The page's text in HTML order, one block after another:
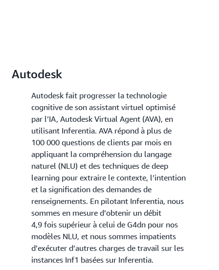
Autodesk
Autodesk fait progresser la technologie
cognitive de son assistant virtuel optimisé
par l’IA, Autodesk Virtual Agent (AVA), en
utilisant Inferentia. AVA répond à plus de
100 000 questions de clients par mois en
appliquant la compréhension du langage
naturel (NLU) et des techniques de deep
learning pour extraire le contexte, l’intention
et la signification des demandes de
renseignements. En pilotant Inferentia, nous
sommes en mesure d’obtenir un débit
4,9 fois supérieur à celui de G4dn pour nos
modèles NLU, et nous sommes impatients
d’exécuter d’autres charges de travail sur les
instances Inf1 basées sur Inferentia.